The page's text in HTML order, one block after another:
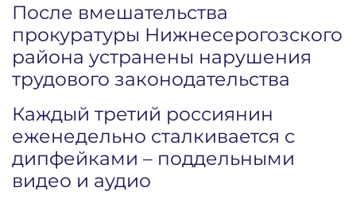
После вмешательства
прокуратуры Нижнесерогозского
района устранены нарушения
трудового законодательства
Каждый третий россиянин
еженедельно сталкивается с
дипфейками – поддельными
видео и аудио